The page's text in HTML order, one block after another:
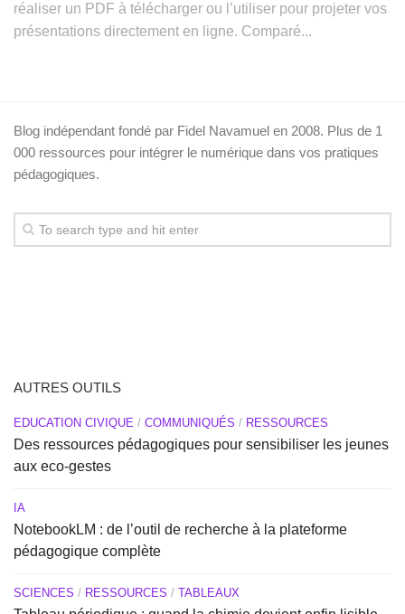
réaliser un PDF à télécharger ou l’utiliser pour projeter vos
présentations directement en ligne. Comparé...
Blog indépendant fondé par Fidel Navamuel en 2008. Plus de 1
000 ressources pour intégrer le numérique dans vos pratiques
pédagogiques.
AUTRES OUTILS
EDUCATION CIVIQUE / COMMUNIQUÉS / RESSOURCES
Des ressources pédagogiques pour sensibiliser les jeunes
aux eco-gestes
IA
NotebookLM : de l’outil de recherche à la plateforme
pédagogique complète
SCIENCES / RESSOURCES / TABLEAUX